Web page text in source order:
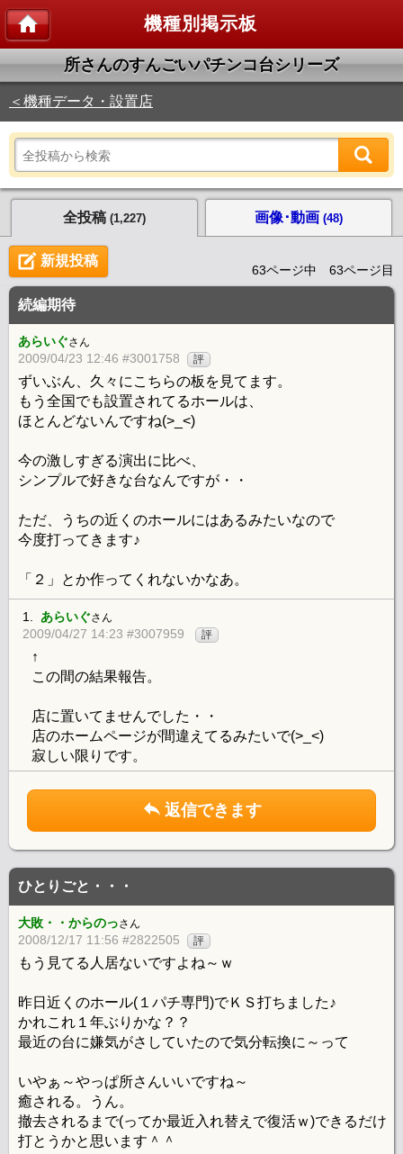
機種別掲示板
所さんのすんごいパチンコ台シリーズ
＜機種データ・設置店
全投稿 (1,227) 画像･動画 (48)
新規投稿
63ページ中 63ページ目
続編期待
あらいぐさん
2009/04/23 12:46 #3001758 評
ずいぶん、久々にこちらの板を見てます。
もう全国でも設置されてるホールは、
ほとんどないんですね(>_<)
今の激しすぎる演出に比べ、
シンプルで好きな台なんですが・・
ただ、うちの近くのホールにはあるみたいなので
今度打ってきます♪
「２」とか作ってくれないかなあ。
1. あらいぐさん
2009/04/27 14:23 #3007959 評
↑
この間の結果報告。
店に置いてませんでした・・
店のホームページが間違えてるみたいで(>_<)
寂しい限りです。
返信できます
ひとりごと・・・
大敗・・からのっさん
2008/12/17 11:56 #2822505 評
もう見てる人居ないですよね～ｗ
昨日近くのホール(１パチ専門)でＫＳ打ちました♪
かれこれ１年ぶりかな？？
最近の台に嫌気がさしていたので気分転換に～って
いやぁ～やっぱ所さんいいですね～
癒される。うん。
撤去されるまで(ってか最近入れ替えで復活ｗ)できるだけ
打とうかと思います＾＾